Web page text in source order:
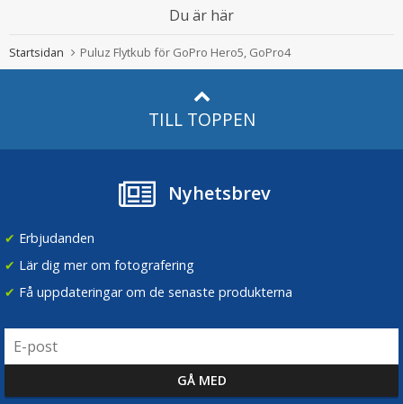
Du är här
Startsidan Puluz Flytkub för GoPro Hero5, GoPro4
TILL TOPPEN
Nyhetsbrev
✔ Erbjudanden
✔ Lär dig mer om fotografering
✔ Få uppdateringar om de senaste produkterna